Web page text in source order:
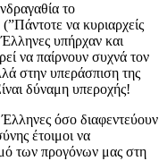
το
να κυριαρχείς
υπήρχαν και
να παίρνουν συχνά τον
στην υπεράσπιση της
δύναμη υπεροχής!
όσο διαφεντεύουν
έτοιμοι να
των προγόνων μας στη